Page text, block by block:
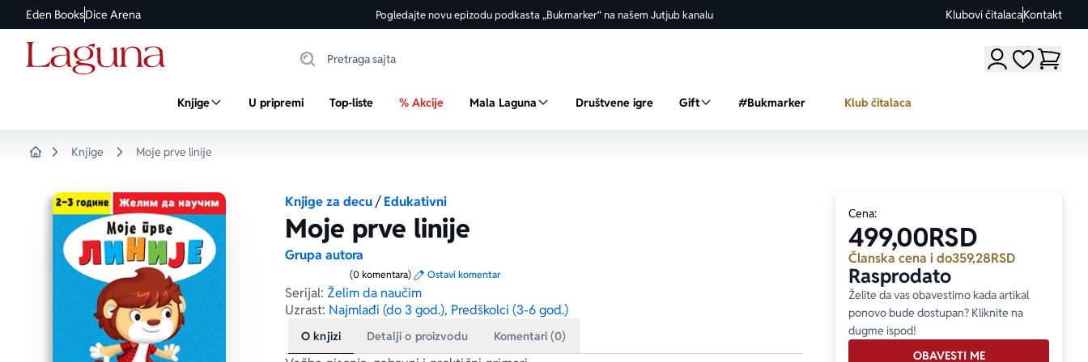
Eden BooksDice Arena Pogledajte novu epizodu podkasta „Bukmarker“ na našem Jutjub kanalu Klubovi čitalacaKontakt
Moji omiljeni
Knjige U pripremi Top-liste % Akcije Mala Laguna Društvene igre Gift #Bukmarker Klub čitalaca
Knjige Moje prve linije
Knjige za decu/Edukativni
Moje prve linije
Grupa autora
(0 komentara) Ostavi komentar
Serijal: Želim da naučim
Uzrast: Najmlađi (do 3 god.), Predškolci (3-6 god.)
O knjizi Detalji o proizvodu Komentari (0)
Cena:
499,00RSD
Članska cena i do359,28RSD
Rasprodato
Želite da vas obavestimo kada artikal
ponovo bude dostupan? Kliknite na
dugme ispod!
OBAVESTI ME